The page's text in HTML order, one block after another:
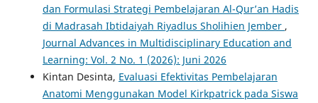
dan Formulasi Strategi Pembelajaran Al-Qur’an Hadis
di Madrasah Ibtidaiyah Riyadlus Sholihien Jember ,
Journal Advances in Multidisciplinary Education and
Learning: Vol. 2 No. 1 (2026): Juni 2026
Kintan Desinta, Evaluasi Efektivitas Pembelajaran
Anatomi Menggunakan Model Kirkpatrick pada Siswa